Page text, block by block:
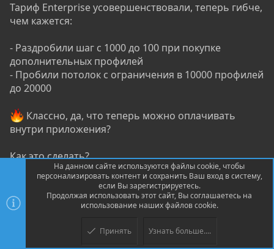
Тариф Enterprise усовершенствовали, теперь гибче,
чем кажется:
- Раздробили шаг с 1000 до 100 при покупке
дополнительных профилей
- Пробили потолок с ограничения в 10000 профилей
до 20000
Классно, да, что теперь можно оплачивать
внутри приложения?
Как это сделать?
- В самом антике ищешь иконку «
» и нажимаешь.
- Перед тобой раздел «Биллинг», где ты видишь
свой тариф, кнопку «сменить» и «обновить» тариф.
- Нажимаешь «Сменить тариф» , выбираешь свой
действующий тариф или другой по вкусу.
- После того, как ты выбрал интересующий тебя
На данном сайте используются файлы cookie, чтобы
персонализировать контент и сохранить Ваш вход в систему,
если Вы зарегистрируетесь.
Продолжая использовать этот сайт, Вы соглашаетесь на
использование наших файлов cookie.
Принять Узнать больше....